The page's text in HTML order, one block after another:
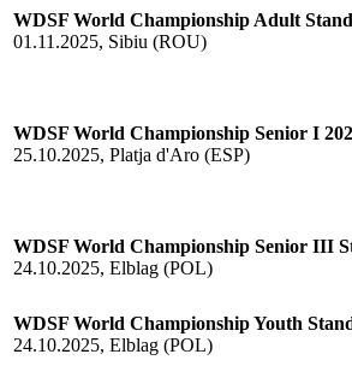
WDSF World Championship Adult
01.11.2025, Sibiu (ROU)
WDSF World Championship Senior I
25.10.2025, Platja d'Aro (ESP)
WDSF World Championship Senior III
24.10.2025, Elblag (POL)
WDSF World Championship Youth
24.10.2025, Elblag (POL)